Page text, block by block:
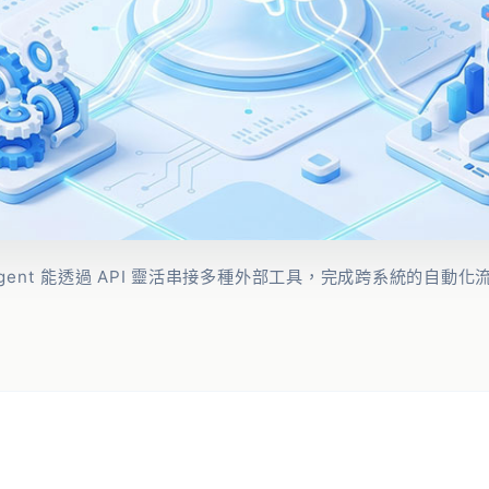
能透過 API 靈活串接多種外部工具，完成跨系統的自動化